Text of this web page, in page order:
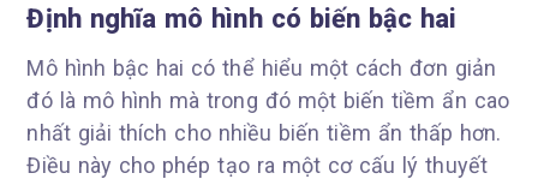
Định nghĩa mô hình có biến bậc hai
Mô hình bậc hai có thể hiểu một cách đơn giản
đó là mô hình mà trong đó một biến tiềm ẩn cao
nhất giải thích cho nhiều biến tiềm ẩn thấp hơn.
Điều này cho phép tạo ra một cơ cấu lý thuyết